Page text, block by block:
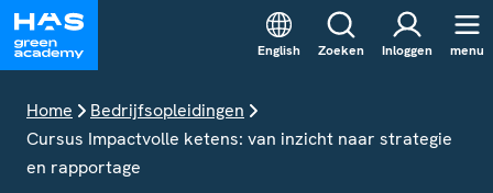
English Zoeken Inloggen menu
Home
Bedrijfsopleidingen
Cursus Impactvolle ketens: van inzicht naar strategie
en rapportage